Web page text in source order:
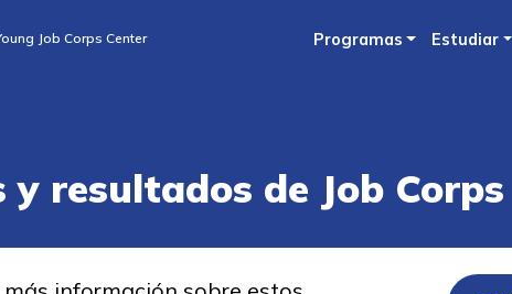
to
Job Corps Center Programas Estudiar
y resultados de Job Corps